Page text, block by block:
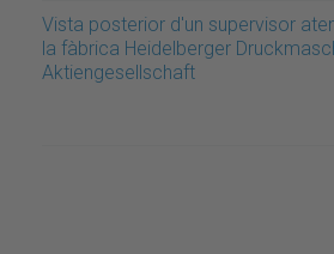
Vista posterior d'un supervisor
la fàbrica Heidelberger
Aktiengesellschaft